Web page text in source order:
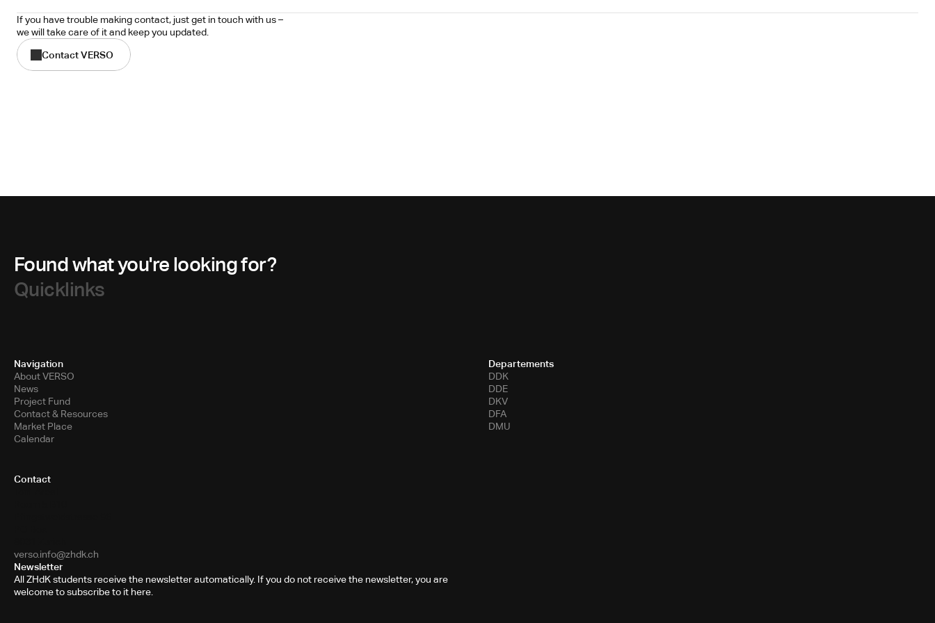
If you have trouble making contact, just get in touch with us –
we will take care of it and keep you updated.
Contact VERSO
Found what you're looking for?
Quicklinks
Navigation
About VERSO
News
Project Fund
Contact & Resources
Market Place
Calendar
Departements
DDK
DDE
DKV
DFA
DMU
Contact
verso.info@zhdk.ch
Newsletter
All ZHdK students receive the newsletter automatically. If you do not receive the newsletter, you are
welcome to subscribe to it here.